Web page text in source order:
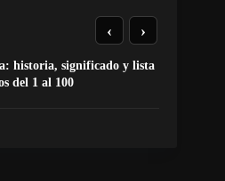
historia, significado y lista
del 1 al 100
‹ ›